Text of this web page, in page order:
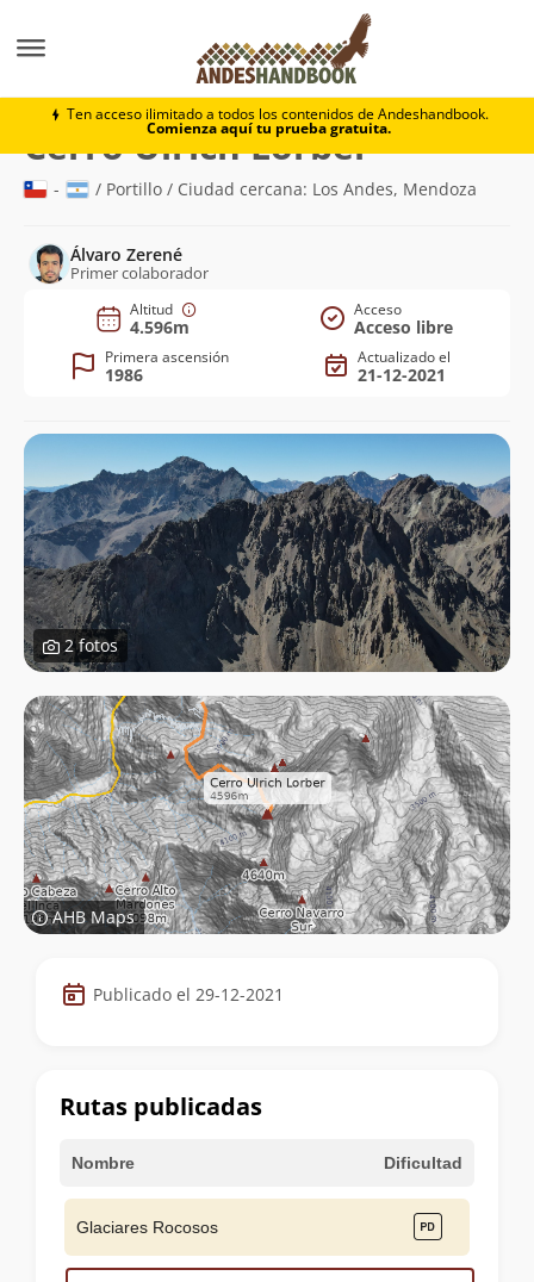
Ten acceso ilimitado a todos los contenidos de Andeshandbook.
Comienza aquí tu prueba gratuita.
Cerro Ulrich Lorber
Cerro Ulrich Lorber(4.596m)
- / Portillo / Ciudad cercana: Los Andes, Mendoza
Álvaro Zerené
Primer colaborador
Altitud
4.596m
Acceso
Acceso libre
Primera ascensión
1986
Actualizado el
21-12-2021
2 fotos
AHB Maps
Datos
de
cumbre
Publicado el 29-12-2021
Rutas publicadas
Nombre Dificultad
Glaciares Rocosos